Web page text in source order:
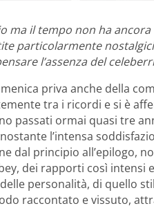
ma il tempo non ha
particolarmente
l’assenza del
priva anche della
tra i ricordi e si è
passati ormai quasi tre
l’intensa
dal principio all’epilogo,
dei rapporti così intensi
personalità, di quello
raccontato e vissuto,